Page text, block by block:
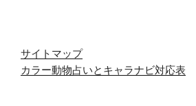
サイトマップ
カラー動物占いとキャラナビ対応表